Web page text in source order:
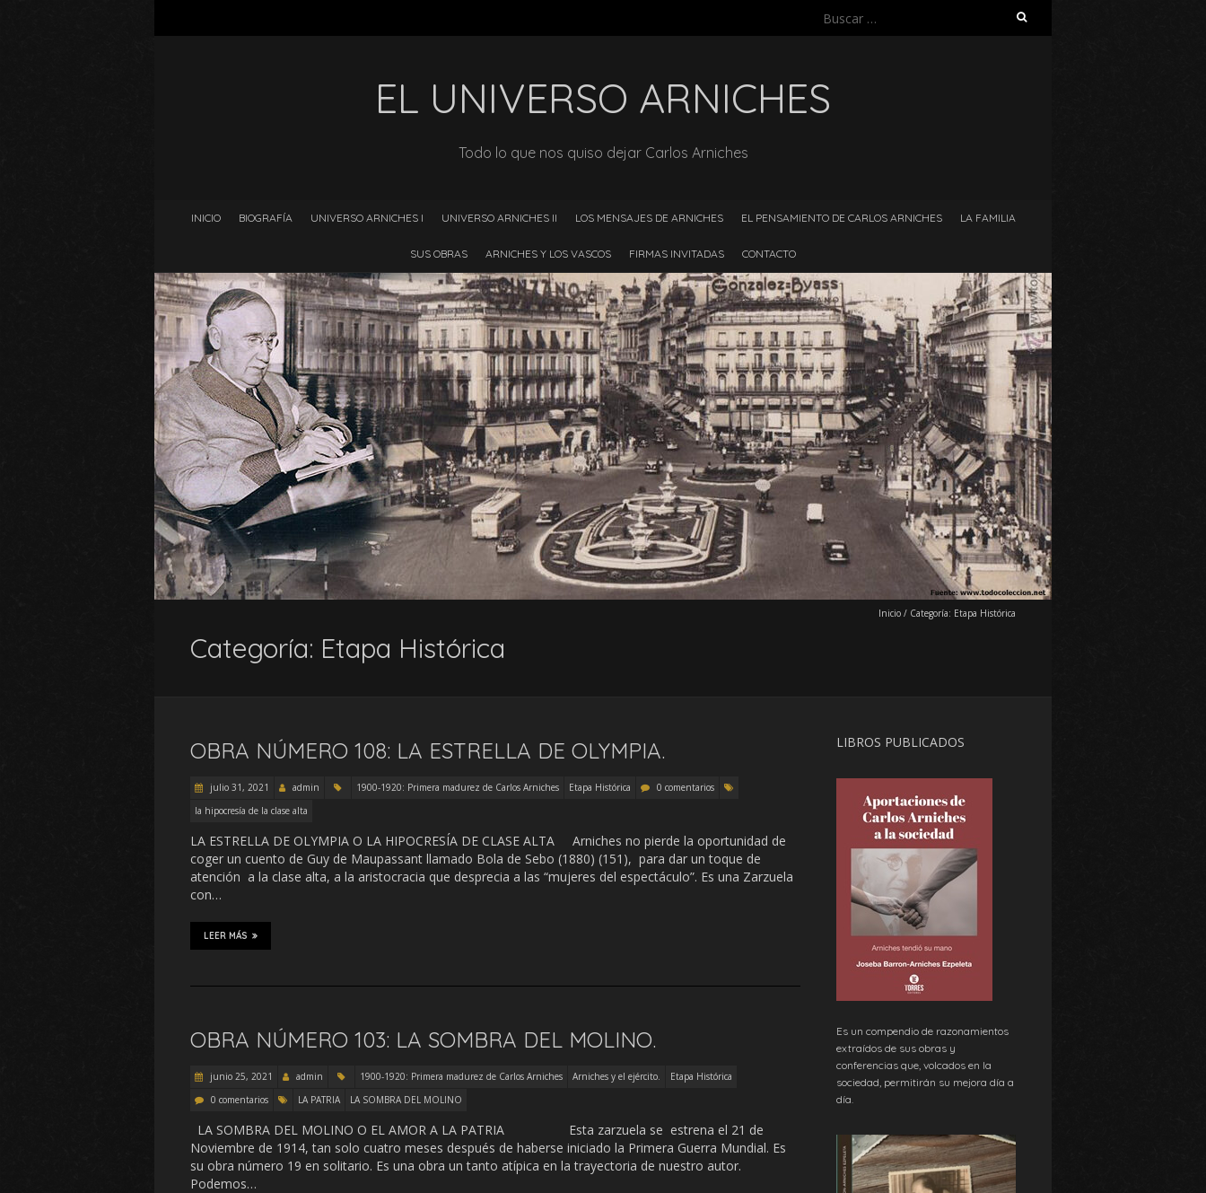
Buscar:
EL UNIVERSO ARNICHES
Todo lo que nos quiso dejar Carlos Arniches
INICIO BIOGRAFÍA UNIVERSO ARNICHES I UNIVERSO ARNICHES II LOS MENSAJES DE ARNICHES EL PENSAMIENTO DE CARLOS ARNICHES LA FAMILIA
SUS OBRAS ARNICHES Y LOS VASCOS FIRMAS INVITADAS CONTACTO
Inicio / Categoría: Etapa Histórica
Categoría: Etapa Histórica
OBRA NÚMERO 108: LA ESTRELLA DE OLYMPIA.
julio 31, 2021 admin 1900-1920: Primera madurez de Carlos Arniches Etapa Histórica
0 comentarios
la hipocresía de la clase alta
LA ESTRELLA DE OLYMPIA O LA HIPOCRESÍA DE CLASE ALTA Arniches no pierde la oportunidad de
coger un cuento de Guy de Maupassant llamado Bola de Sebo (1880) (151), para dar un toque de
atención a la clase alta, a la aristocracia que desprecia a las “mujeres del espectáculo”. Es una Zarzuela
con…
LEER MÁS
OBRA NÚMERO 103: LA SOMBRA DEL MOLINO.
junio 25, 2021 admin 1900-1920: Primera madurez de Carlos Arniches Arniches y el ejército.
Etapa Histórica
0 comentarios
LA PATRIA LA SOMBRA DEL MOLINO
LA SOMBRA DEL MOLINO O EL AMOR A LA PATRIA Esta zarzuela se estrena el 21 de
Noviembre de 1914, tan solo cuatro meses después de haberse iniciado la Primera Guerra Mundial. Es
su obra número 19 en solitario. Es una obra un tanto atípica en la trayectoria de nuestro autor.
Podemos…
LIBROS PUBLICADOS
Es un compendio de razonamientos
extraídos de sus obras y
conferencias que, volcados en la
sociedad, permitirán su mejora día a
día.